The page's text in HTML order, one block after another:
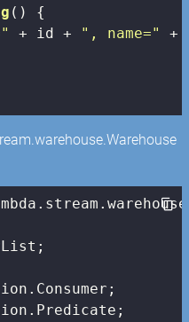
()
{
+ id + ", name="
+